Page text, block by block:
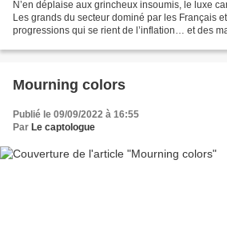
N’en déplaise aux grincheux insoumis, le luxe
Les grands du secteur dominé par les Français
progressions qui se rient de l’inflation… et des
Mourning colors
Publié le 09/09/2022 à 16:55
Par Le captologue